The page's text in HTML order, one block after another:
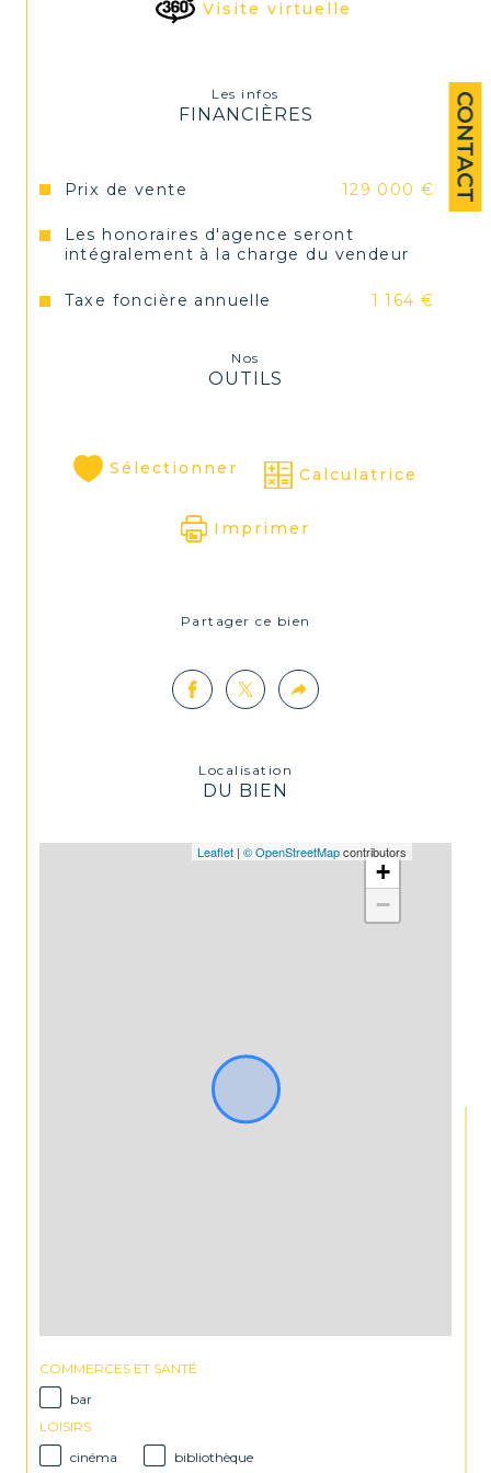
CONTACT
Les honoraires sont à la charge du
Visite virtuelle
Les infos
FINANCIÈRES
Prix de vente 129 000 €
Les honoraires d'agence seront
intégralement à la charge du vendeur
Taxe foncière annuelle 1 164 €
Nos
OUTILS
Sélectionner Calculatrice
Imprimer
Partager ce bien
Localisation
DU BIEN
+
−
Leaflet | © OpenStreetMapcontributors
COMMERCES ET SANTÉ
bar
LOISIRS
cinéma
bibliothèque